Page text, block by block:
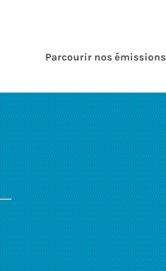
Parcourir nos émissions